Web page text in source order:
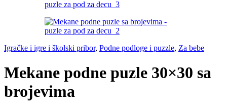
Igračke i igre i školski pribor, Podne podloge i puzzle, Za bebe
Mekane podne puzle 30×30 sa
brojevima